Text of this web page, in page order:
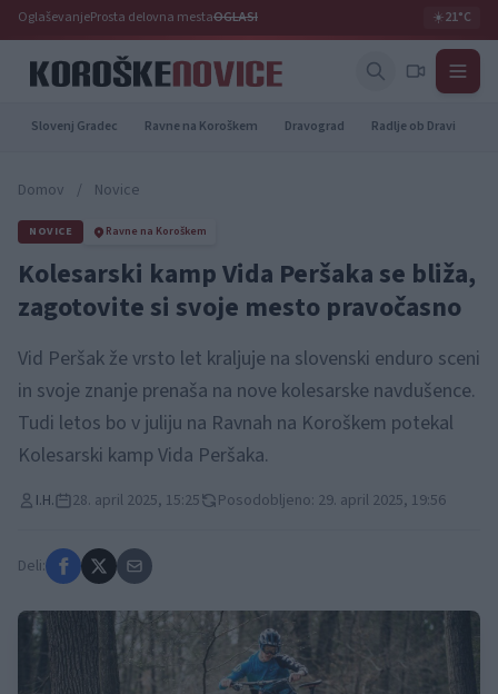
OglaševanjeProsta delovna mestaOGLASI ☀️21°C
Slovenj Gradec Ravne na Koroškem Dravograd Radlje ob Dravi
Domov / Novice
NOVICE Ravne na Koroškem
Kolesarski kamp Vida Peršaka se bliža,
zagotovite si svoje mesto pravočasno
Vid Peršak že vrsto let kraljuje na slovenski enduro sceni
in svoje znanje prenaša na nove kolesarske navdušence.
Tudi letos bo v juliju na Ravnah na Koroškem potekal
Kolesarski kamp Vida Peršaka.
I.H. 28. april 2025, 15:25 Posodobljeno: 29. april 2025, 19:56
Deli: